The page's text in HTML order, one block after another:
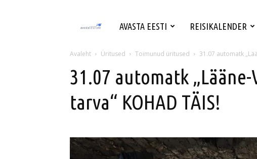
avastaeesti.ee
Avasta
Eesti
AVASTA EESTI REISIKALENDER
Avaleht Üritused Toimunud üritused 31.07 automatk
31.07 automatk
tarva“ KOHAD TÄIS!